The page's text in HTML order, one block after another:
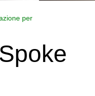
per